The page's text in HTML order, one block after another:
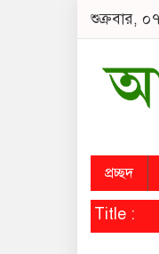
শুক্রবার,
প্রচ্ছদ
Title :